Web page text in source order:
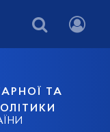
ТА